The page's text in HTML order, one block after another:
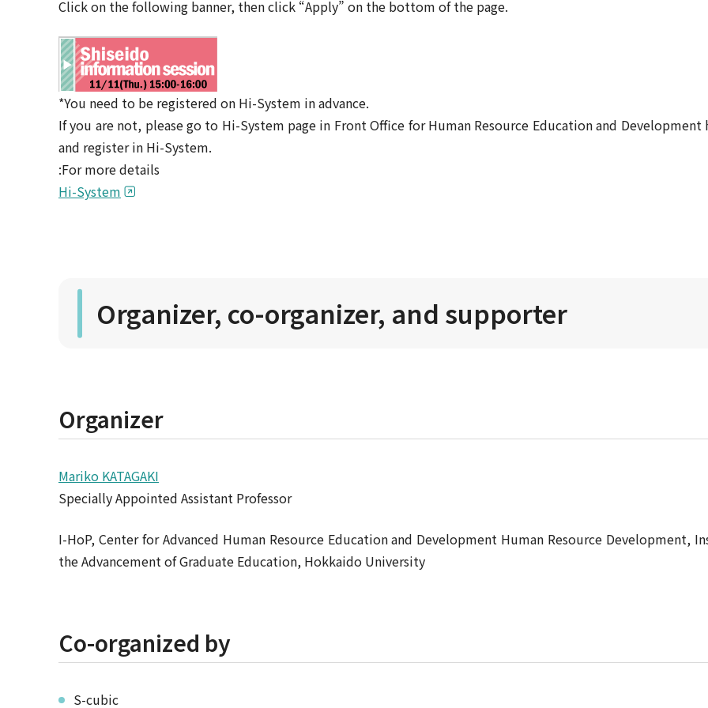
Click on the following banner, then click “Apply” on the bottom of the page.
*You need to be registered on Hi-System in advance.
If you are not, please go to Hi-System page in Front Office for Human Resource Education and Development
and register in Hi-System.
:For more details
Hi-System
Organizer, co-organizer, and supporter
Organizer
Mariko KATAGAKI
Specially Appointed Assistant Professor
I-HoP, Center for Advanced Human Resource Education and Development Human Resource Development,
the Advancement of Graduate Education, Hokkaido University
Co-organized by
S-cubic